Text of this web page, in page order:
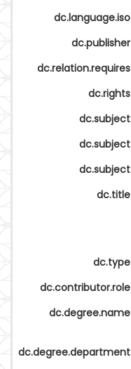
dc.language.iso
dc.publisher
dc.relation.requires
dc.rights
dc.subject
dc.subject
dc.subject
dc.title
dc.type
dc.contributor.role
dc.degree.name
dc.degree.department